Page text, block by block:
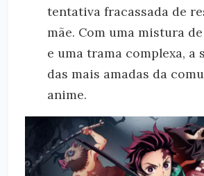
tentativa fracassada de
mãe. Com uma mistura
e uma trama complexa, a
das mais amadas da
anime.